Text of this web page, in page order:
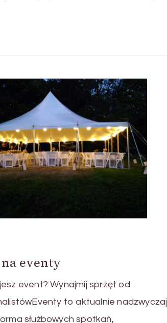
eventy
event? Wynajmij sprzęt od
to aktualnie nadzwyczaj
służbowych spotkań,